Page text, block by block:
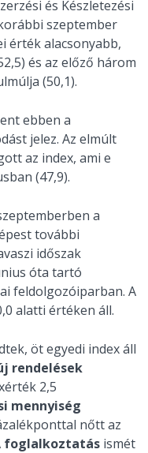
és Készletezési
szeptember
érték alacsonyabb,
és az előző három
(50,1).
ebben a
jelez. Az elmúlt
az index, ami e
(47,9).
a
további
időszak
óta tartó
feldolgozóiparban. A
alatti értéken áll.
öt egyedi index áll
rendelések
2,5
mennyiség
nőtt az
foglalkoztatás ismét